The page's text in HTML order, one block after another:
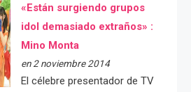
«Están surgiendo grupos
idol demasiado extraños» :
Mino Monta
en 2 noviembre 2014
El célebre presentador de TV